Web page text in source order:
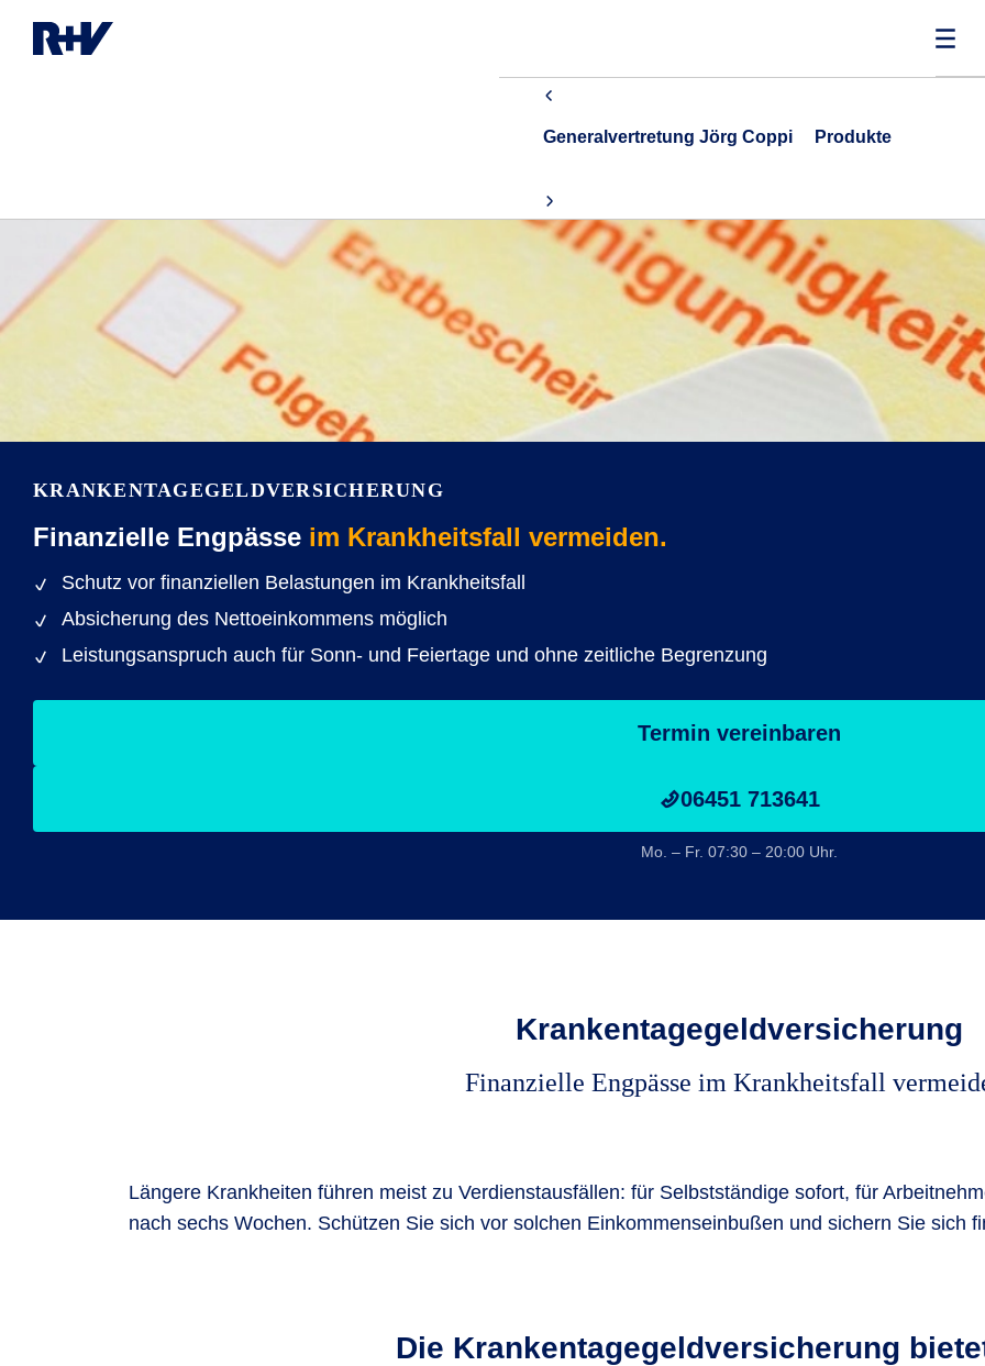
Generalvertretung Jörg Coppi Produkte
KRANKENTAGEGELD­VERSICHERUNG
Finanzielle Engpässe im Krankheitsfall vermeiden.
Schutz vor finanziellen Belastungen im Krankheitsfall
Absicherung des Nettoeinkommens möglich
Leistungsanspruch auch für Sonn- und Feiertage und ohne zeitliche Begrenzung
Termin vereinbaren
06451 713641
Mo. – Fr. 07:30 – 20:00 Uhr.
Krankentagegeld­versicherung
Finanzielle Engpässe im Krankheitsfall
Längere Krankheiten führen meist zu Verdienstausfällen: für Selbstständige sofort, für
nach sechs Wochen. Schützen Sie sich vor solchen Einkommenseinbußen und sichern Sie sich
Die Krankentagegeld­versicherung